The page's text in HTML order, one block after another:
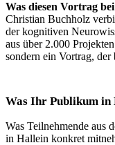
Was diesen Vortrag
Christian Buchholz
der kognitiven
aus über 2.000
sondern ein Vortrag, der
Was Ihr Publikum
Was Teilnehmende aus
in Hallein konkret